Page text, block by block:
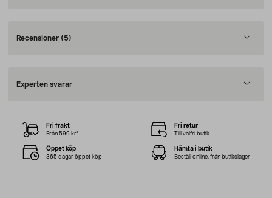
Recensioner (5)
Experten svarar
Fri frakt
Från 599 kr*
Fri retur
Till valfri butik
Öppet köp
365 dagar öppet köp
Hämta i butik
Beställ online, från butikslager